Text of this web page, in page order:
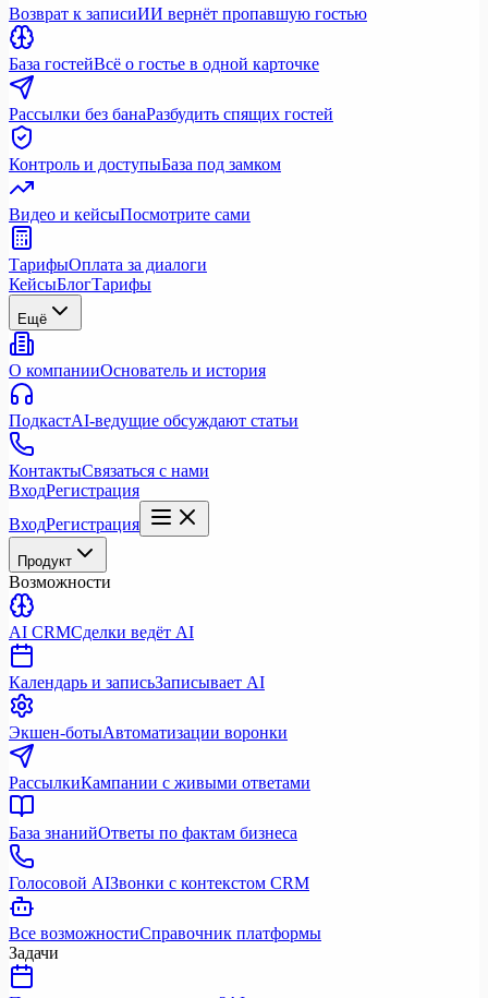
Возврат к записиИИ вернёт пропавшую гостью
База гостейВсё о гостье в одной карточке
Рассылки без банаРазбудить спящих гостей
Контроль и доступыБаза под замком
Видео и кейсыПосмотрите сами
ТарифыОплата за диалоги
КейсыБлогТарифы
Ещё
О компанииОснователь и история
ПодкастAI-ведущие обсуждают статьи
КонтактыСвязаться с нами
ВходРегистрация
ВходРегистрация
Продукт
Возможности
AI CRMСделки ведёт AI
Календарь и записьЗаписывает AI
Экшен-ботыАвтоматизации воронки
РассылкиКампании с живыми ответами
База знанийОтветы по фактам бизнеса
Голосовой AIЗвонки с контекстом CRM
Все возможностиСправочник платформы
Задачи